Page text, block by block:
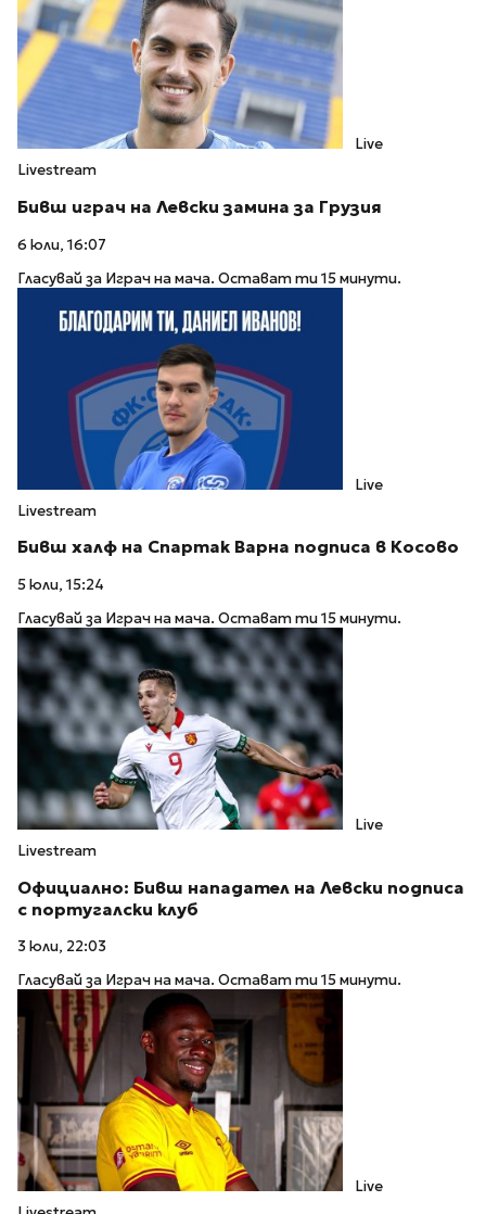
Live
Livestream
Бивш играч на Левски замина за Грузия
6 юли, 16:07
Гласувай за Играч на мача. Остават ти 15 минути.
Live
Livestream
Бивш халф на Спартак Варна подписа в Косово
5 юли, 15:24
Гласувай за Играч на мача. Остават ти 15 минути.
Live
Livestream
Официално: Бивш нападател на Левски подписа
с португалски клуб
3 юли, 22:03
Гласувай за Играч на мача. Остават ти 15 минути.
Live